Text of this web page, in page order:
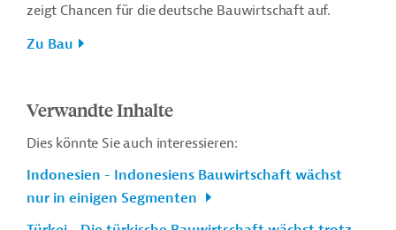
zeigt Chancen für die deutsche Bauwirtschaft auf.
Zu Bau
Verwandte Inhalte
Dies könnte Sie auch interessieren:
Indonesien - Indonesiens Bauwirtschaft wächst
nur in einigen Segmenten